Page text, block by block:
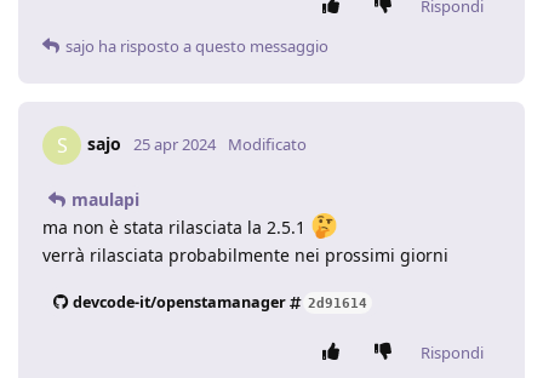
Rispondi
sajo ha risposto a questo messaggio
S sajo 25 apr 2024 Modificato
maulapi
ma non è stata rilasciata la 2.5.1
verrà rilasciata probabilmente nei prossimi giorni
devcode-it/openstamanager 2d91614
Rispondi